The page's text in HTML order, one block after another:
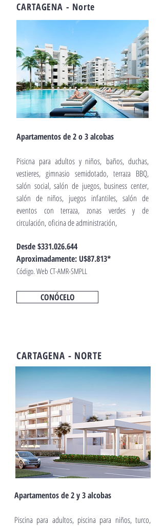
CARTAGENA - Norte
Apartamentos de 2 o 3 alcobas
Pisicna para adultos y niños, baños, duchas,
vestieres, gimnasio semidotado, terraza BBQ,
salón social, salón de juegos, business center,
salón de niños, juegos infantiles, salón de
eventos con terraza, zonas verdes y de
circulación, oficina de administración,
Desde $331.026.644
Aproximadamente: U$87.813*
Código. Web CT-AMR-SMPLL
CONÓCELO
CARTAGENA - NORTE
Apartamentos de 2 y 3 alcobas
Piscina para adultos, piscina para niños, turco,